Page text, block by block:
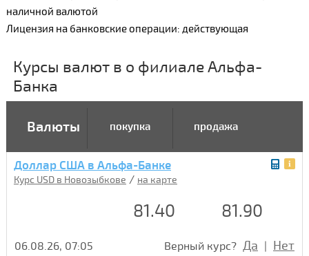
наличной валютой
Лицензия на банковские операции: действующая
Курсы валют в о филиале Альфа-
Банка
Валюты покупка продажа
Доллар США в Альфа-Банке
Курс USD в Новозыбкове / на карте
81.40 81.90
06.08.26, 07:05 Верный курс? Да | Нет